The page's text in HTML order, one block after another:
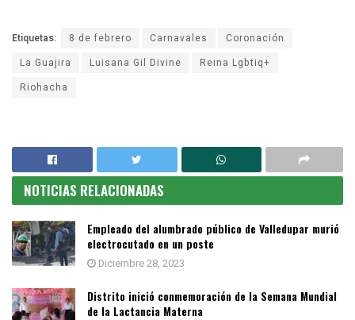
Etiquetas: 8 de febrero Carnavales
Coronación
La Guajira
Luisana Gil Divine
Reina Lgbtiq+
Riohacha
NOTICIAS RELACIONADAS
Empleado del alumbrado público de Valledupar murió
electrocutado en un poste
Diciembre 28, 2023
Distrito inició conmemoración de la Semana Mundial
de la Lactancia Materna